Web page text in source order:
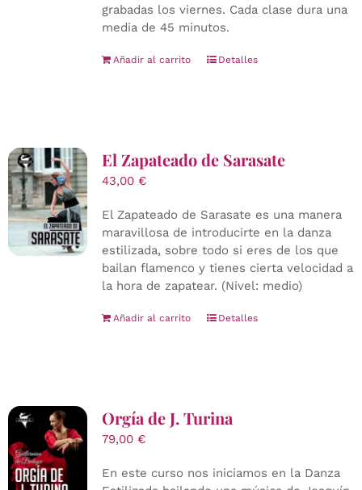
grabadas los viernes. Cada clase dura una
media de 45 minutos.
Añadir al carrito Detalles
El Zapateado de Sarasate
43,00 €
El Zapateado de Sarasate es una manera
maravillosa de introducirte en la danza
estilizada, sobre todo si eres de los que
bailan flamenco y tienes cierta velocidad a
la hora de zapatear. (Nivel: medio)
Añadir al carrito Detalles
Orgía de J. Turina
79,00 €
En este curso nos iniciamos en la Danza